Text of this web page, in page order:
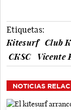
Etiquetas:
Kitesurf
Club
CKSC
Vicente
NOTICIAS